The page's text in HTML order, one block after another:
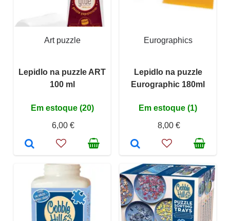
Art puzzle
Lepidlo na puzzle ART
100 ml
Em estoque (20)
6,00 €
Eurographics
Lepidlo na puzzle
Eurographic 180ml
Em estoque (1)
8,00 €